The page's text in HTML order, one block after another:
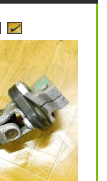
›